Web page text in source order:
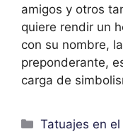
amigos y otros
quiere rendir un
con su nombre,
preponderante,
carga de
Categorías
Tatuajes en